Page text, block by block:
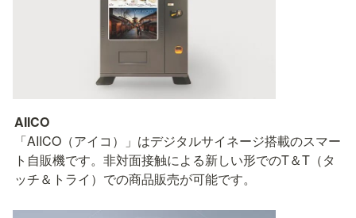
「AIICO（アイコ）」はデジタルサイネージ搭載のスマー
ト自販機です。非対面接触による新しい形でのT＆T（タ
ッチ＆トライ）での商品販売が可能です。